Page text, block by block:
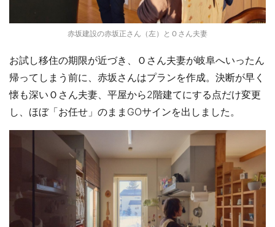
赤坂建設の赤坂正さん（左）とＯさん夫妻
お試し移住の期限が近づき、Ｏさん夫妻が岐阜へいったん
帰ってしまう前に、赤坂さんはプランを作成。決断が早く
懐も深いＯさん夫妻、平屋から2階建てにする点だけ変更
し、ほぼ「お任せ」のままGOサインを出しました。